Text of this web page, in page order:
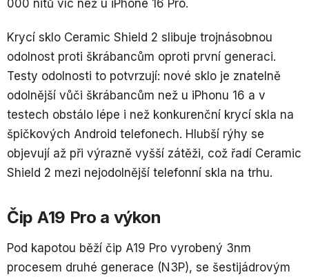
000 nitů víc než u iPhone 16 Pro.
Krycí sklo Ceramic Shield 2 slibuje trojnásobnou
odolnost proti škrábancům oproti první generaci.
Testy odolnosti to potvrzují: nové sklo je znatelně
odolnější vůči škrábancům než u iPhonu 16 a v
testech obstálo lépe i než konkurenční krycí skla na
špičkových Android telefonech. Hlubší rýhy se
objevují až při výrazně vyšší zátěži, což řadí Ceramic
Shield 2 mezi nejodolnější telefonní skla na trhu.
Čip A19 Pro a výkon
Pod kapotou běží čip A19 Pro vyrobený 3nm
procesem druhé generace (N3P), se šestijádrovým